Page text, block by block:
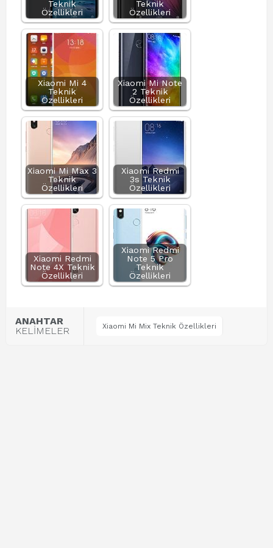
Teknik
Özellikleri
Teknik
Özellikleri
Xiaomi Mi 4
Teknik
Özellikleri
Xiaomi Mi Note
2 Teknik
Özellikleri
Xiaomi Mi Max 3
Teknik
Özellikleri
Xiaomi Redmi
3s Teknik
Özellikleri
Xiaomi Redmi
Note 4X Teknik
Özellikleri
Xiaomi Redmi
Note 5 Pro
Teknik
Özellikleri
ANAHTAR
KELİMELER
Xiaomi Mi Mix Teknik Özellikleri